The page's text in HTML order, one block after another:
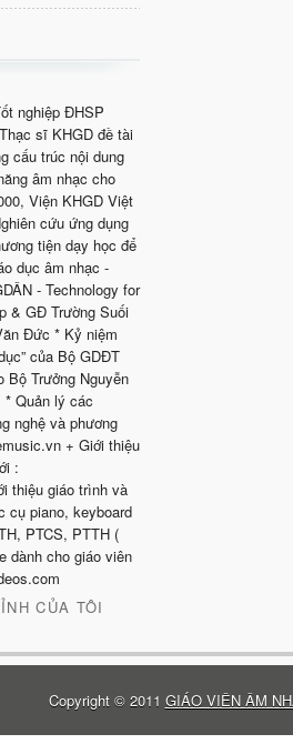
nghiệp ĐHSP
sĩ KHGD đề tài
cấu trúc nội dung
âm nhạc cho
Viện KHGD Việt
cứu ứng dụng
tiện dạy học để
dục âm nhạc -
- Technology for
& GĐ Trường Suối
Đức * Kỷ niệm
của Bộ GDĐT
Trưởng Nguyễn
* Quản lý các
nghệ và phương
+ Giới thiệu
:
thiệu giáo trình và
cụ piano, keyboard
PTCS, PTTH (
dành cho giáo viên
CỦA TÔI
Copyright © 2011 GIÁO VIÊN ÂM